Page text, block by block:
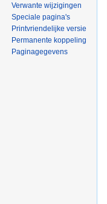
Verwante wijzigingen
Speciale pagina's
Printvriendelijke versie
Permanente koppeling
Paginagegevens